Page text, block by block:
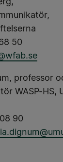
50
professor
WASP-HS,
90